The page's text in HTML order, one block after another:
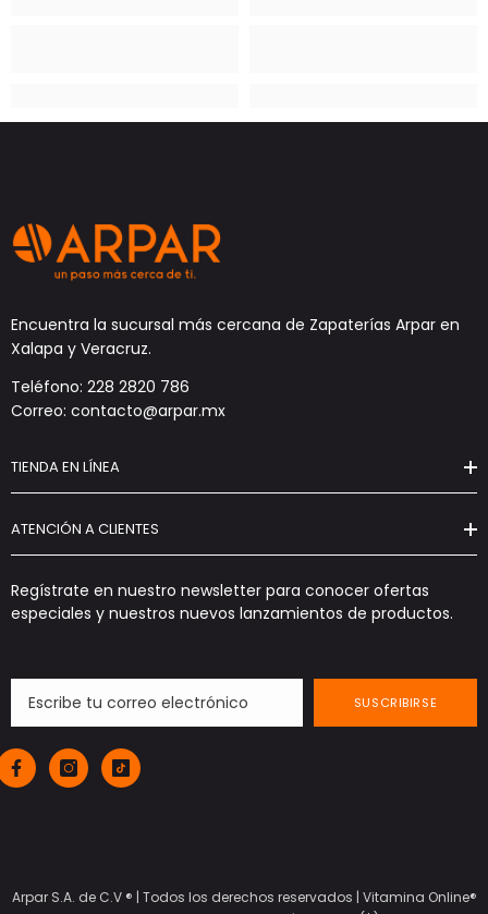
Encuentra la sucursal más cercana de Zapaterías Arpar en
Xalapa y Veracruz.
Teléfono: 228 2820 786
Correo: contacto@arpar.mx
TIENDA EN LÍNEA
ATENCIÓN A CLIENTES
Regístrate en nuestro newsletter para conocer ofertas
especiales y nuestros nuevos lanzamientos de productos.
SUSCRIBIRSE
Arpar S.A. de C.V ® | Todos los derechos reservados | Vitamina Online®